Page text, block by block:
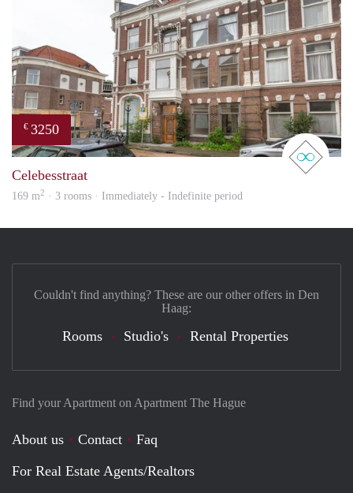
€ 3250
real
Celebesstraat
169 m2 · 3 rooms · Immediately - Indefinite period
Find your Apartment on Apartment The Hague
About us Contact
Faq
For Real Estate Agents/Realtors
Couldn't find anything? These are our other offers in Den
Haag:
Rooms Studio's Rental Properties